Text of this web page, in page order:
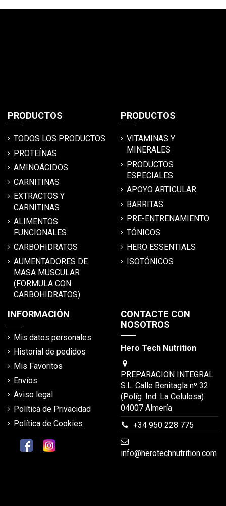
PRODUCTOS
TODOS LOS PRODUCTOS
PROTEÍNAS
AMINOÁCIDOS
CARNITINAS
EXTRACTOS Y
CARNITINAS
ALIMENTOS
FUNCIONALES
CARBOHIDRATOS
AUMENTADORES DE
MASA MUSCULAR
(FORMULA CON
CARBOHIDRATOS)
PRODUCTOS
VITAMINAS Y
MINERALES
PRODUCTOS
ESPECIALES
APOYO ARTICULAR
BARRITAS
PRE-ENTRENAMIENTO
TÓNICOS
HERO ESSENTIALS
ISOTÓNICOS
INFORMACIÓN
Mis datos personales
Historial de pedidos
Mis Favoritos
Envíos
Aviso legal
Política de Privacidad
Política de Cookies
CONTACTE CON
NOSOTROS
Hero Tech Nutrition
PREPARACION INTEGRAL
S.L. Calle Benitagla nº 32
(Políg. Ind. La Celulosa).
04007 Almería
+34 950 228 775
info@herotechnutrition.com